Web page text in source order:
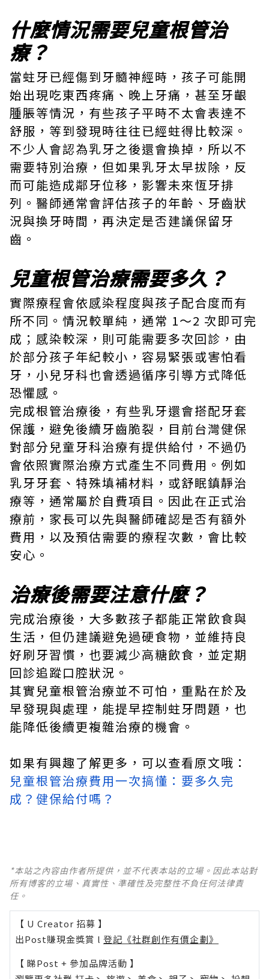
什麼情況需要兒童根管治
療？
當蛀牙已經傷到牙髓神經時，孩子可能開
始出現吃東西疼痛、晚上牙痛，甚至牙齦
腫脹等情況，有些孩子平時不太會表達不
舒服，等到發現時往往已經蛀得比較深。
不少人會認為乳牙之後還會換掉，所以不
需要特別治療，但如果乳牙太早拔除，反
而可能造成鄰牙位移，影響未來恆牙排
列。醫師通常會評估孩子的年齡、牙齒狀
況與換牙時間，再決定是否建議保留牙
齒。
兒童根管治療需要多久？
實際療程會依感染程度與孩子配合度而有
所不同。情況較單純，通常 1～2 次即可完
成；感染較深，則可能需要多次回診，由
於部分孩子年紀較小，容易緊張或害怕看
牙，小兒牙科也會透過循序引導方式降低
恐懼感。
完成根管治療後，有些乳牙還會搭配牙套
保護，避免後續牙齒脆裂，目前台灣健保
對部分兒童牙科治療有提供給付，不過仍
會依照實際治療方式產生不同費用。例如
乳牙牙套、特殊填補材料，或舒眠鎮靜治
療等，通常屬於自費項目。因此在正式治
療前，家長可以先與醫師確認是否有額外
費用，以及預估需要的療程次數，會比較
安心。
治療後需要注意什麼？
完成治療後，大多數孩子都能正常飲食與
生活，但仍建議避免過硬食物，並維持良
好刷牙習慣，也要減少高糖飲食，並定期
回診追蹤口腔狀況。
其實兒童根管治療並不可怕，重點在於及
早發現與處理，能提早控制蛀牙問題，也
能降低後續更複雜治療的機會。
如果有興趣了解更多，可以查看原文哦：
兒童根管治療費用一次搞懂：要多久完
成？健保給付嗎？
*本站之內容由作者所提供，並不代表本站的立場。因此本站對
所有博客的立場、真實性、準確性及完整性不負任何法律責
任。
【 U Creator 招募 】
出Post賺現金獎賞 l 登記《社群創作有價企劃》
【 睇Post + 參加品牌活動 】